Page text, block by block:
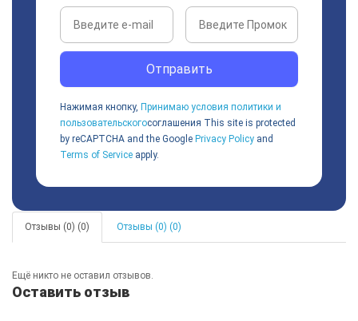
Отправить
Нажимая кнопку, Принимаю условия политики и
пользовательскогосоглашения This site is protected
by reCAPTCHA and the Google Privacy Policy and
Terms of Service apply.
Отзывы (0) (0) Отзывы (0) (0)
Ещё никто не оставил отзывов.
Оставить отзыв